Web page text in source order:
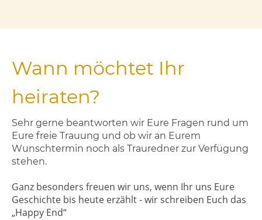
Wann möchtet Ihr
heiraten?
Sehr gerne beantworten wir Eure Fragen rund um
Eure freie Trauung und ob wir an Eurem
Wunschtermin noch als Trauredner zur Verfügung
stehen.
Ganz besonders freuen wir uns, wenn Ihr uns Eure
Geschichte bis heute erzählt - wir schreiben Euch das
„Happy End“